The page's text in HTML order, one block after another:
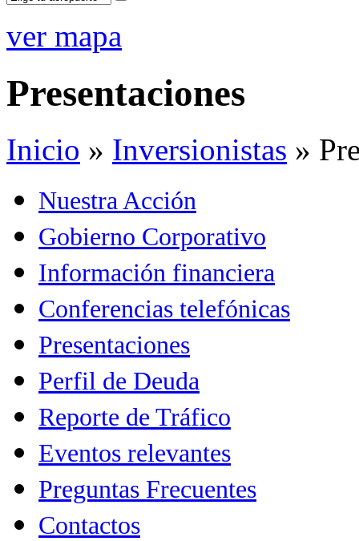
ver mapa
Presentaciones
Inicio » Inversionistas »
Nuestra Acción
Gobierno Corporativo
Información financiera
Conferencias telefónicas
Presentaciones
Perfil de Deuda
Reporte de Tráfico
Eventos relevantes
Preguntas Frecuentes
Contactos